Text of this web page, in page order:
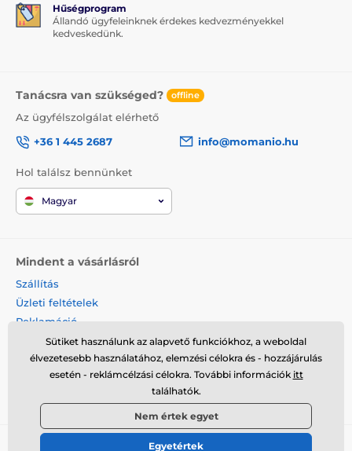
Hűségprogram
Állandó ügyfeleinknek érdekes kedvezményekkel
kedveskedünk.
Tanácsra van szükséged? offline
Az ügyfélszolgálat elérhető
+36 1 445 2687
info@momanio.hu
Hol találsz bennünket
Magyar
Mindent a vásárlásról
Szállítás
Üzleti feltételek
Reklamáció
Termék visszaküldése
Termék cseréje
Cookies
© 2026 momanio.hu ⦁ Webshop szolgáltatónk a
Sütiket használunk az alapvető funkciókhoz, a weboldal
élvezetesebb használatához, elemzési célokra és - hozzájárulás
esetén - reklámcélzási célokra. További információk itt
találhatók.
Nem értek egyet
Egyetértek